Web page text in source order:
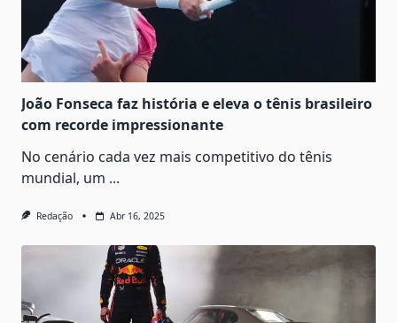
João Fonseca faz história e eleva o tênis brasileiro
com recorde impressionante
No cenário cada vez mais competitivo do tênis
mundial, um ...
Redação Abr 16, 2025